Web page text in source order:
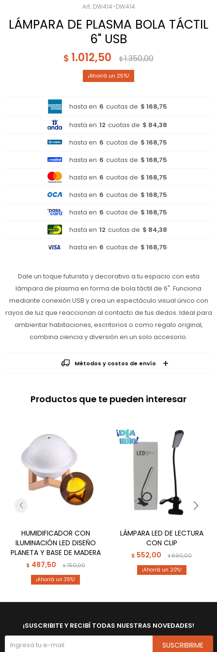
DW414-DW414
LÁMPARA DE PLASMA BOLA TÁCTIL
6" USB
$ 1.012,50 $1.350,00
25
hasta en 6 cuotas de $ 168,75
hasta en 12 cuotas de $ 84,38
hasta en 6 cuotas de $ 168,75
hasta en 6 cuotas de $ 168,75
hasta en 6 cuotas de $ 168,75
hasta en 6 cuotas de $ 168,75
hasta en 6 cuotas de $ 168,75
hasta en 12 cuotas de $ 84,38
hasta en 6 cuotas de $ 168,75
Dale un toque futurista y decorativo a tu espacio con esta
lámpara de plasma en forma de bola táctil de 6". Funciona
mediante conexión USB y crea un espectáculo visual único con
rayos de luz que reaccionan al contacto de tus dedos. Ideal para
ambientar habitaciones, escritorios o como regalo original,
combina ciencia y diversión en un solo accesorio.
Métodos y costos de envío
Productos que te pueden interesar
HUMIDIFICADOR CON
ILUMINACIÓN LED DISEÑO
PLANETA Y BASE DE MADERA
$ 487,50 $750,00
35
LÁMPARA LED DE LECTURA
CON CLIP
$ 552,00 $690,00
20
¡SUSCRIBITE Y RECIBÍ TODAS NUESTRAS NOVEDADES!
SUSCRIBIRME